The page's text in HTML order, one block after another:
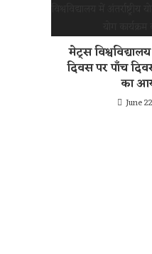
मेट्स विश्वविद्यालय
दिवस पर पाँच
का
June